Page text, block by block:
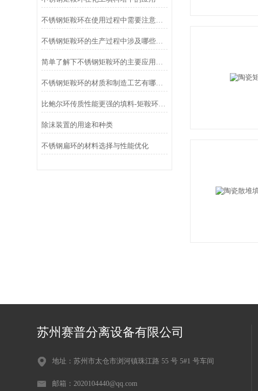
不锈钢矩鞍环在使用过程中需要注意哪些事项？
不锈钢矩鞍环的生产过程中涉及哪些关键工艺？
简单了解下不锈钢矩鞍环的主要应用领域
不锈钢矩鞍环的材质和制造工艺有哪些？
比鲍尔环传质性能更强的填料-矩鞍环填料
除沫装置的用途和种类
不锈钢扁环的材料选择与性能优化
苏州赛普分离设备有限公司
地址：苏州市太仓市浏河镇珠江路 55 号 5#1 号车间
邮箱：2020104440@qq.com